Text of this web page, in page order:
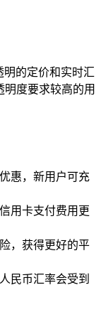
的定价和实时汇
度要求较高的用
惠，新用户可充
用卡支付费用更
，获得更好的平
民币汇率会受到